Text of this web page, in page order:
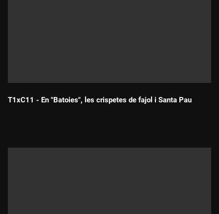
T1xC11 - En "Batoies", les crispetes de fajol i Santa Pau